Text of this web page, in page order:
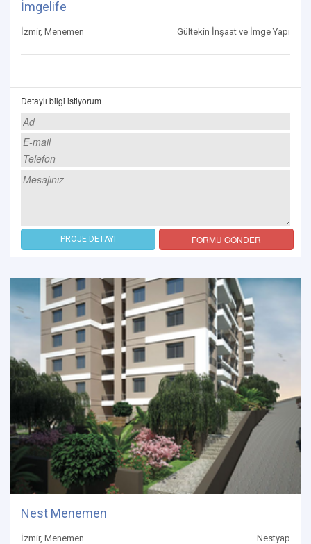
İmgelife
İzmir, Menemen Gültekin İnşaat ve İmge Yapı
Detaylı bilgi istiyorum
PROJE DETAYI FORMU GÖNDER
Nest Menemen
İzmir, Menemen Nestyap